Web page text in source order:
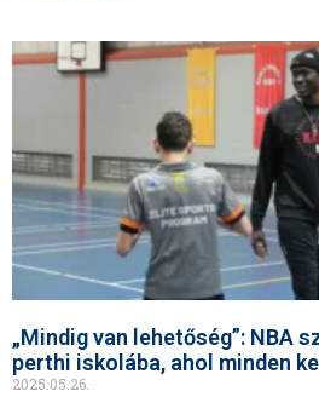
„Mindig van lehetőség”: NBA
perthi iskolába, ahol minden
2025.05.26.